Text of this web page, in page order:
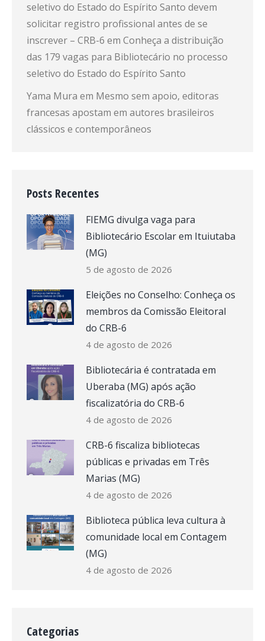
seletivo do Estado do Espírito Santo devem
solicitar registro profissional antes de se
inscrever – CRB-6 em Conheça a distribuição
das 179 vagas para Bibliotecário no processo
seletivo do Estado do Espírito Santo
Yama Mura em Mesmo sem apoio, editoras
francesas apostam em autores brasileiros
clássicos e contemporâneos
Posts Recentes
FIEMG divulga vaga para
Bibliotecário Escolar em Ituiutaba
(MG)
5 de agosto de 2026
Eleições no Conselho: Conheça os
membros da Comissão Eleitoral
do CRB-6
4 de agosto de 2026
Bibliotecária é contratada em
Uberaba (MG) após ação
fiscalizatória do CRB-6
4 de agosto de 2026
CRB-6 fiscaliza bibliotecas
públicas e privadas em Três
Marias (MG)
4 de agosto de 2026
Biblioteca pública leva cultura à
comunidade local em Contagem
(MG)
4 de agosto de 2026
Categorias